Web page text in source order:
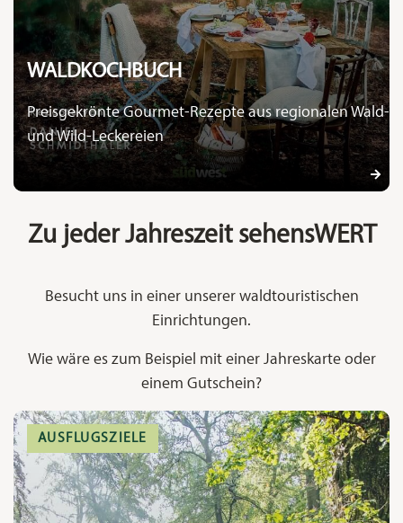
WALDKOCHBUCH
Preisgekrönte Gourmet-Rezepte aus regionalen Wald-
und Wild-Leckereien
Zu jeder Jahreszeit sehensWERT
Besucht uns in einer unserer waldtouristischen
Einrichtungen.
Wie wäre es zum Beispiel mit einer Jahreskarte oder
einem Gutschein?
AUSFLUGSZIELE